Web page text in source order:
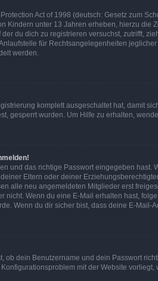
Act of 1998 (deutsch: Gesetz zum
Kindern unter 13 Jahren erheben, hierzu
du dich zu registrieren versuchst, zutrifft,
für Rechtsangelegenheiten
werden.
komplett ausgeschaltet hat, damit
gesperrt wurden. Um Hilfe zu erhalten,
und das richtige Passwort eingegeben hast.
Eltern oder deiner
alle neu angemeldeten Mitglieder erst
nicht. Wenn du eine E-Mail erhalten hast,
Wenn du dir sicher bist, dass deine E-
ob dein Benutzername und dein Passwort
mit der Website vorliegt,